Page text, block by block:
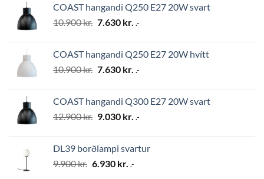
12.900 kr..9.030 kr..
COAST hangandi Q250 E27 20W svart
10.900kr. Original
10.900 kr..
7.630 kr. Current
7.630 kr..
.-
COAST hangandi Q250 E27 20W hvítt
10.900kr. Original
10.900 kr..
7.630 kr. Current
7.630 kr..
.-
COAST hangandi Q300 E27 20W svart
12.900kr. Original
12.900 kr..
9.030 kr. Current
9.030 kr..
.-
DL39 borðlampi svartur
9.900kr. Original
6.930 kr. Current
.-